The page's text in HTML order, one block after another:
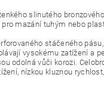
slinutého
pro mazání tuhým nebo
stáčeného
vysokému zatížení a
odolná vůči korozi.
nízkou kluznou